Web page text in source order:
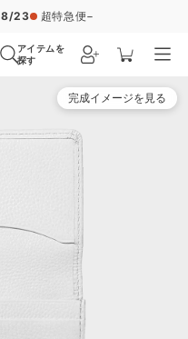
8/23 超特急便−
アイテムを
探す
完成イメージを見る